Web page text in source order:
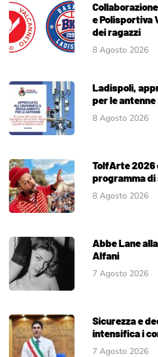
e Polisportiva
dei ragazzi
8 Agosto 2026
Ladispoli,
per le antenne
8 Agosto 2026
TolfArte 2026
programma
8 Agosto 2026
Abbe Lane
Alfani
7 Agosto 2026
Sicurezza e
intensifica i
7 Agosto 2026